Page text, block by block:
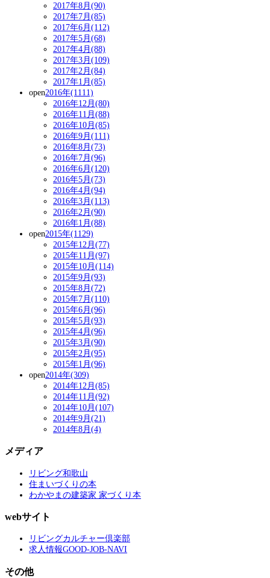
2017年8月(90)
2017年7月(85)
2017年6月(112)
2017年5月(68)
2017年4月(88)
2017年3月(109)
2017年2月(84)
2017年1月(85)
open2016年(1111)
2016年12月(80)
2016年11月(88)
2016年10月(85)
2016年9月(111)
2016年8月(73)
2016年7月(96)
2016年6月(120)
2016年5月(73)
2016年4月(94)
2016年3月(113)
2016年2月(90)
2016年1月(88)
open2015年(1129)
2015年12月(77)
2015年11月(97)
2015年10月(114)
2015年9月(93)
2015年8月(72)
2015年7月(110)
2015年6月(96)
2015年5月(93)
2015年4月(96)
2015年3月(90)
2015年2月(95)
2015年1月(96)
open2014年(309)
2014年12月(85)
2014年11月(92)
2014年10月(107)
2014年9月(21)
2014年8月(4)
メディア
リビング和歌山
住まいづくりの本
わかやまの建築家 家づくり本
webサイト
リビングカルチャー倶楽部
求人情報GOOD-JOB-NAVI
その他